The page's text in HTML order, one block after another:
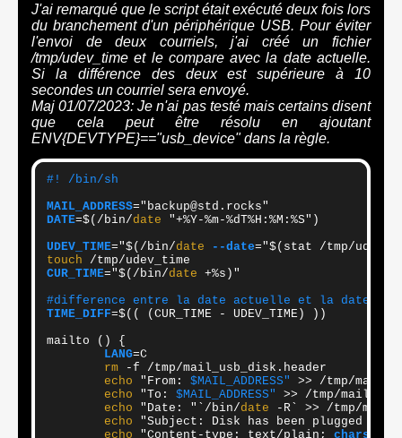
J'ai remarqué que le script était exécuté deux fois lors
du branchement d'un périphérique USB. Pour éviter
l'envoi de deux courriels, j'ai créé un fichier
/tmp/udev_time et le compare avec la date actuelle.
Si la différence des deux est supérieure à 10
secondes un courriel sera envoyé.
Maj 01/07/2023: Je n'ai pas testé mais certains disent
que cela peut être résolu en ajoutant
ENV{DEVTYPE}=="usb_device" dans la règle.
#! /bin/sh
MAIL_ADDRESS
DATE=$(/bin/date "+%Y-%m-%dT%H:%M:%S")
UDEV_TIME="$(/bin/date --date="$(stat /tmp/
touch
CUR_TIME="$(/bin/date +%s)"
#difference entre la date actuelle et la date de
TIME_DIFF=$(( (CUR_TIME - UDEV_TIME) ))
mailto () {
LANG=C
rm -f /tmp/mail_usb_disk.header
echo "From: $MAIL_ADDRESS"
>> /tmp/
echo "To: $MAIL_ADDRESS"
>> /tmp/
echo "Date: "`/bin/date -R` >> /tmp/
echo "Subject: Disk has been plugged in"
echo "Content-type: text/plain; charset